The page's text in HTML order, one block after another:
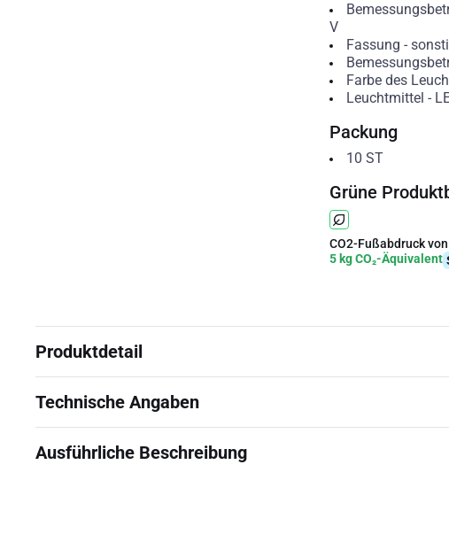
V
Fassung -
Farbe des
Leuchtmittel -
Packung
10 ST
Grüne
CO2-Fußabdruck
5 kg CO₂-Äquivalent
Produktdetail
Technische Angaben
Ausführliche Beschreibung